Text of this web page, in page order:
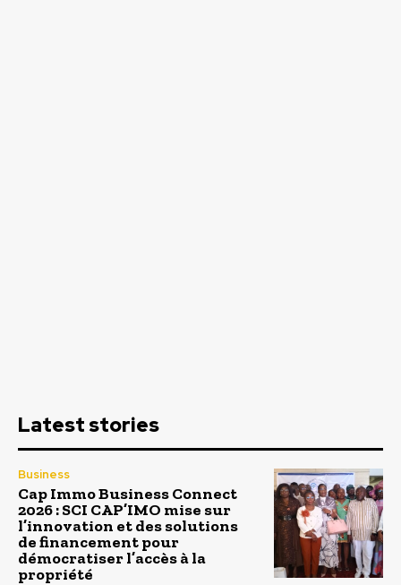
Latest stories
Business
Cap Immo Business Connect
2026 : SCI CAP’IMO mise sur
l’innovation et des solutions
de financement pour
démocratiser l’accès à la
propriété